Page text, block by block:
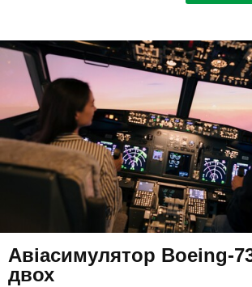
Авіасимулятор Boeing-
двох